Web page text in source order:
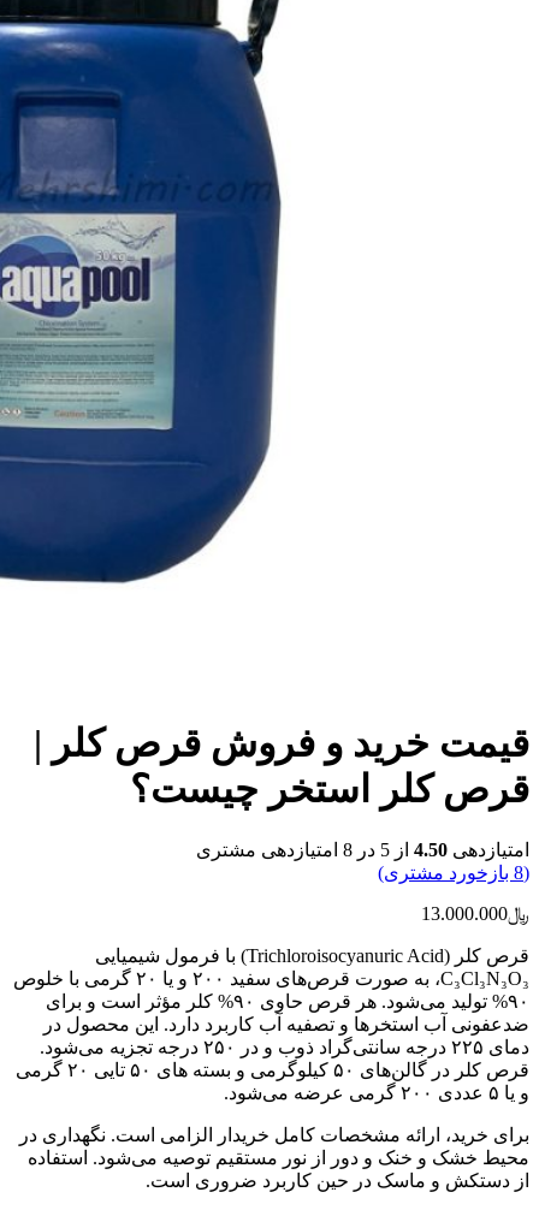
قیمت خرید و فروش قرص کلر |
قرص کلر استخر چیست؟
امتیازدهی 4.50 از 5 در 8 امتیازدهی مشتری
(
8 بازخورد مشتری)
﷼13.000.000
قرص کلر (Trichloroisocyanuric Acid) با فرمول شیمیایی
C₃Cl₃N₃O₃، به صورت قرص‌های سفید ۲۰۰ و یا ۲۰ گرمی با خلوص
۹۰% تولید می‌شود. هر قرص حاوی ۹۰% کلر مؤثر است و برای
ضدعفونی آب استخرها و تصفیه آب کاربرد دارد. این محصول در
دمای ۲۲۵ درجه سانتی‌گراد ذوب و در ۲۵۰ درجه تجزیه می‌شود.
قرص کلر در گالن‌های ۵۰ کیلوگرمی و بسته های ۵۰ تایی ۲۰ گرمی
و یا ۵ عددی ۲۰۰ گرمی عرضه می‌شود.
برای خرید، ارائه مشخصات کامل خریدار الزامی است. نگهداری در
محیط خشک و خنک و دور از نور مستقیم توصیه می‌شود. استفاده
از دستکش و ماسک در حین کاربرد ضروری است.